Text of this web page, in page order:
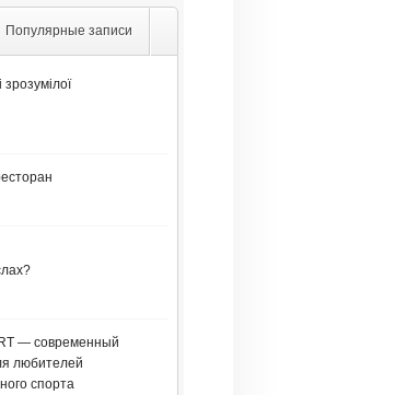
Популярные записи
— современный
любителей
спорта